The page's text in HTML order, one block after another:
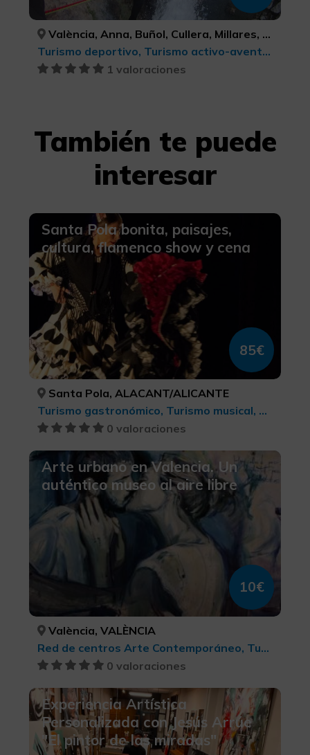
València, Anna, Buñol, Cullera, Millares, Tavernes de la Valldigna, VALÈNCIA, VALÈNCIA, VALÈNCIA, VALÈNCIA, VALÈNCIA, VALÈNCIA
Turismo deportivo, Turismo activo-aventura
1 valoraciones
También te puede
interesar
Santa Pola bonita, paisajes,
cultura, flamenco show y cena
85€
Santa Pola, ALACANT/ALICANTE
Turismo gastronómico, Turismo musical, Ecoturismo, Red de centros Arte Contemporáneo, Turismo de ocio y diversión, Turismo cultural, Turismo rural y natural
0 valoraciones
Arte urbano en Valencia. Un
auténtico museo al aire libre
10€
València, VALÈNCIA
Red de centros Arte Contemporáneo, Turismo cultural
0 valoraciones
Experiencia Artística
Personalizada con Jesús Arrúe
"El pintor de las miradas"